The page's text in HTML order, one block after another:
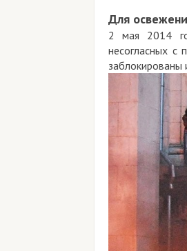
Для освежения
2 мая 2014 года
несогласных с
заблокированы и